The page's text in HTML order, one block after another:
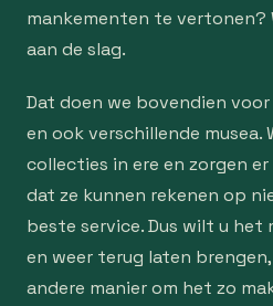
mankementen te vertonen?
aan de slag.
Dat doen we bovendien
en ook verschillende musea.
collecties in ere en zorgen
dat ze kunnen rekenen op
beste service. Dus wilt u het
en weer terug laten
andere manier om het zo